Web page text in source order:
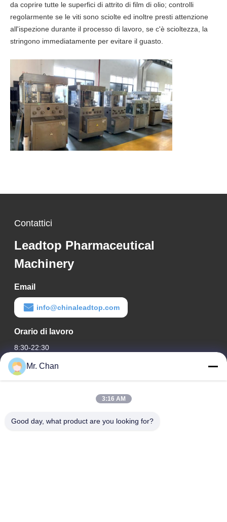
da coprire tutte le superfici di attrito di film di olio; controlli
regolarmente se le viti sono sciolte ed inoltre presti attenzione
all'ispezione durante il processo di lavoro, se c'è scioltezza, la
stringono immediatamente per evitare il guasto.
Contattici
Leadtop Pharmaceutical
Machinery
Email
info@chinaleadtop.com
Orario di lavoro
8:30-22:30
Il nostro indirizzo
ventottesimo, Jiuan Rd, zona industriale di Jiuli, Shangwang.
Mr. Chan
3:16 AM
Good day, what product are you looking for?